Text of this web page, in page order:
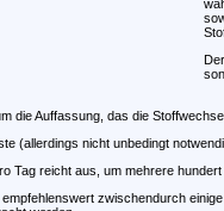
die Auffassung, das die
(allerdings nicht unbedingt
Tag reicht aus, um mehrere
zwischendurch